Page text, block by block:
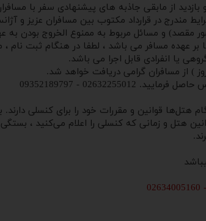
از مابقی جاذبه های پیشنهادی سفر با
در قرارداد مکتوب بین مسافران عزیز و
بر عهده مسافر می باشد ، لطفا در هنگام ثبت نام ،
یا انفرادی قابل اجرا می باشد.
) از مسافران گرامی دریافت خواهد شد.
- 09352189797
قوانین و مقررات خود را برای کنسلی دارند.
هتل و زمانی که کنسلی را اعلام می‌کنید ،